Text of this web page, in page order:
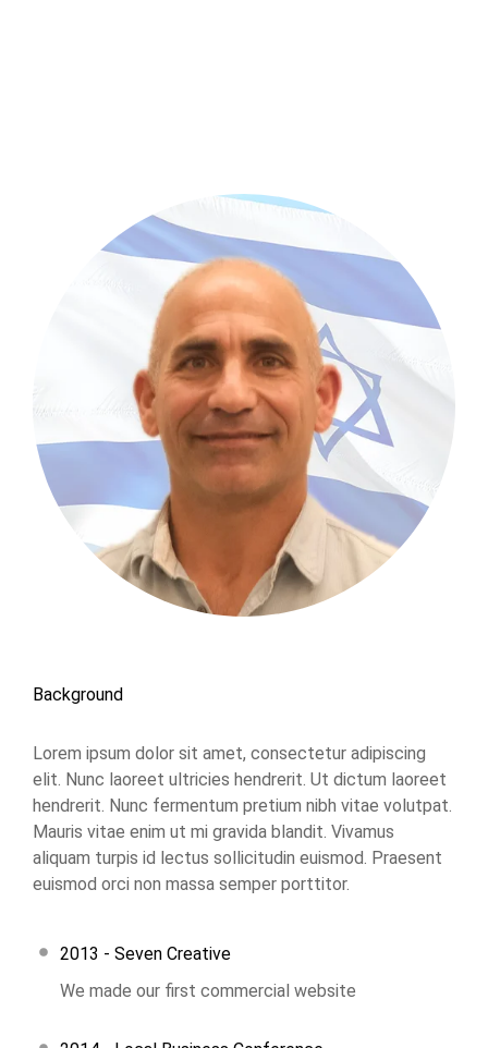
Background
Lorem ipsum dolor sit amet, consectetur adipiscing
elit. Nunc laoreet ultricies hendrerit. Ut dictum laoreet
hendrerit. Nunc fermentum pretium nibh vitae volutpat.
Mauris vitae enim ut mi gravida blandit. Vivamus
aliquam turpis id lectus sollicitudin euismod. Praesent
euismod orci non massa semper porttitor.
2013 - Seven Creative
We made our first commercial website